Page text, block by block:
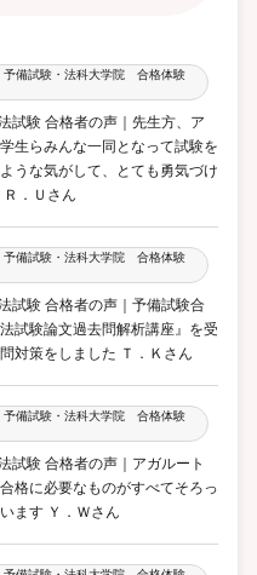
予備試験・法科大学院 合格体験
試験 合格者の声｜先生方、ア
生らみんな一同となって試験を
うな気がして、とても勇気づけ
Ｒ．Ｕさん
予備試験・法科大学院 合格体験
試験 合格者の声｜予備試験合
試験論文過去問解析講座』を受
対策をしました Ｔ．Ｋさん
予備試験・法科大学院 合格体験
試験 合格者の声｜アガルート
格に必要なものがすべてそろっ
ます Ｙ．Ｗさん